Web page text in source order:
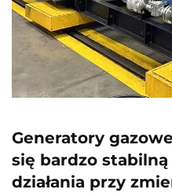
Generatory
się bardzo
działania przy